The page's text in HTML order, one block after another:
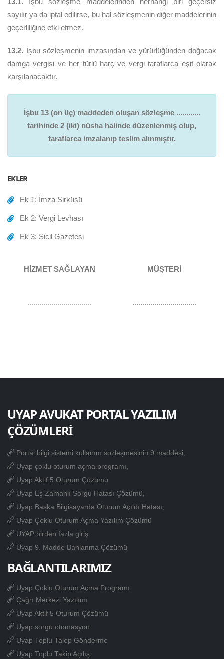
sayılır ya da iptal edilirse, bu hal sözleşmenin diğer maddelerinin
geçerliliğine etki etmez.
13.2. İşbu sözleşmenin imzasından ve yürürlüğünden doğacak
damga vergisi ve her türlü harç ve vergi taraflarca eşit olarak
karşılanacaktır.
İşbu 13 (on üç) maddeden oluşan sözleşme ............
tarihinde 2 (iki) nüsha halinde düzenlenmiş olup,
taraflarca imzalanıp teslim alınmıştır.
EKLER
Ek 1: İmza Sirküsü
Ek 2: Vergi Levhası
Ek 3: Sicil Gazetesi
HİZMET SAĞLAYAN
................................
MÜŞTERİ
................................
UYAP AVUKAT PORTAL YAZILIM
ÇÖZÜMLERİ
Portal bilgi sistemi kullanım sözleşmesinin 9 maddesi,
Uyap çoklu oturum açma programı,
Uyap Aktif 5 Oturum Çözümü
Uyap Eş Zamanlı Sorgu Hatası Çözümü,
Uyap Başka Bilgisayarda Oturum Açıldı Hatası,
Uyap Çoklu Oturum Açma Yazılım Çözümü
UYAP birden fazla giriş
Uyap 9. Madde Banlanma Çözümü
BAĞLANTILARIMIZ
Uyap Çoklu Oturum Açma Programı
Çağrı Merkezi Yazılımı
Uyap Aktif 5 Oturum Çözümü
Uyap sorgu otomasyon
Uyap Toplu Talep Gönderme
Uyap Toplu Takip Açılış